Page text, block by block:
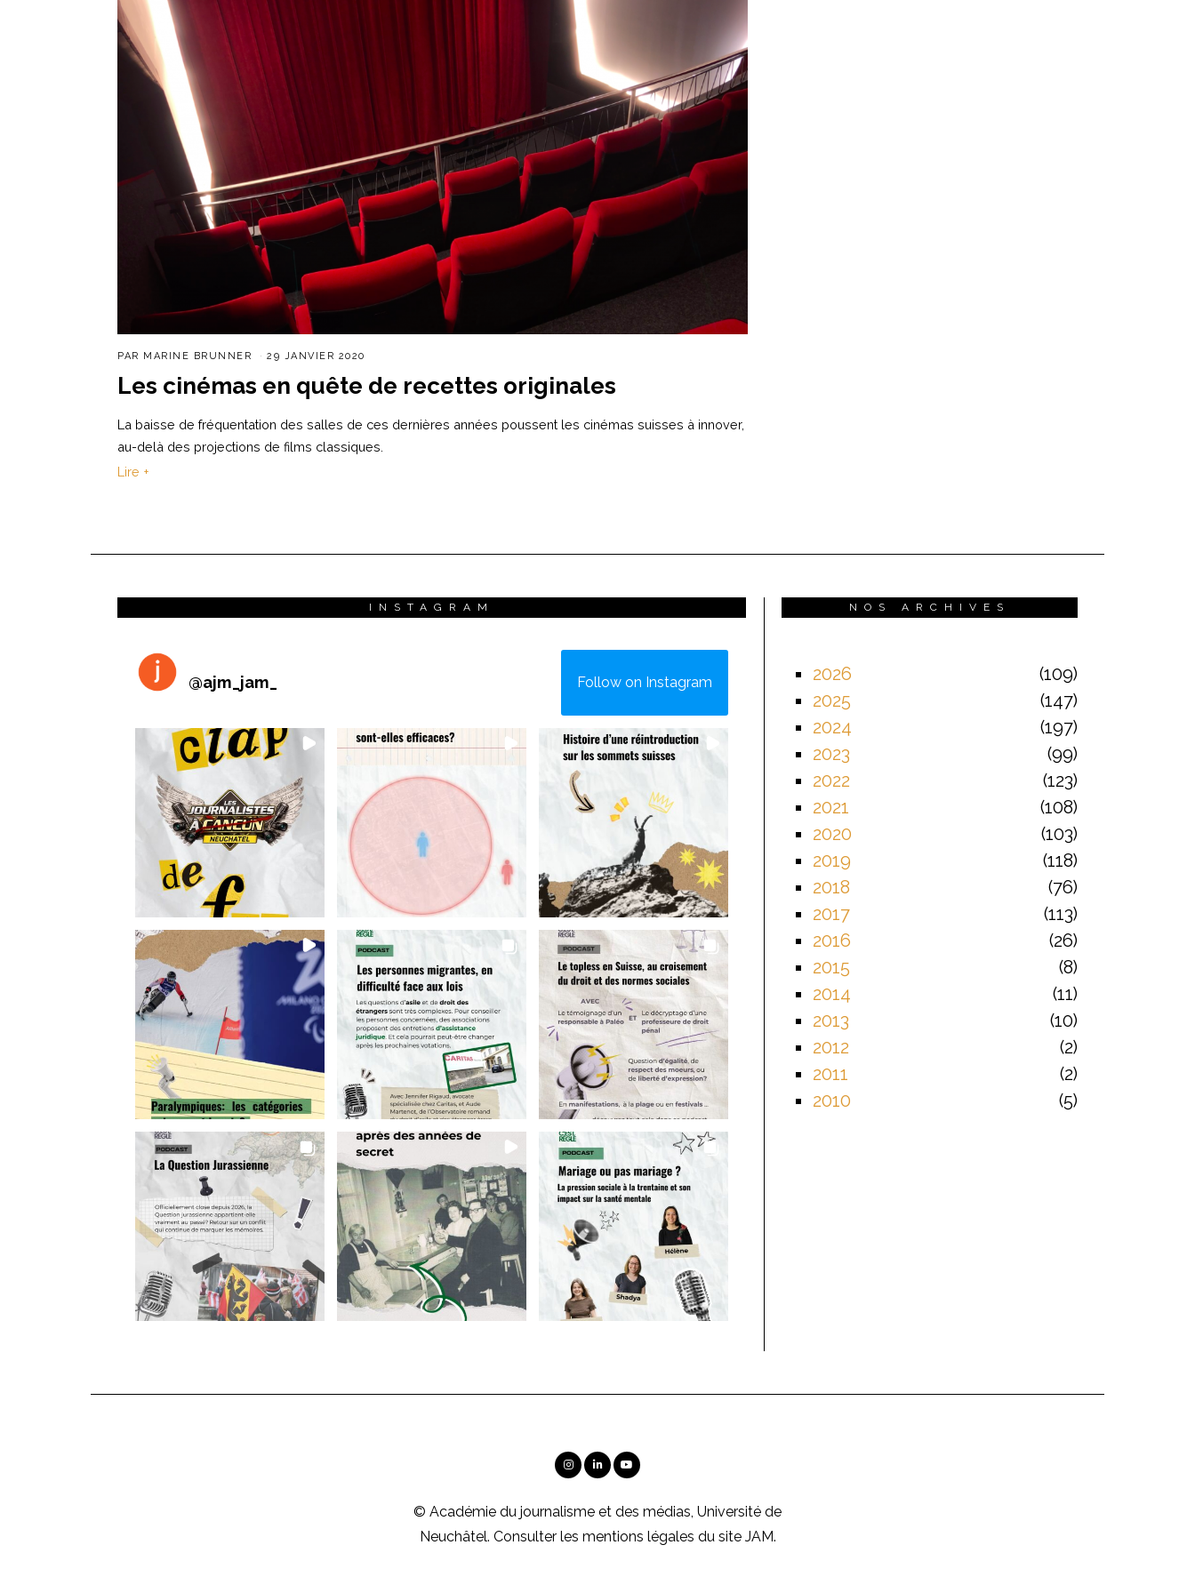
PAR MARINE BRUNNER 29 JANVIER 2020
Les cinémas en quête de recettes originales
La baisse de fréquentation des salles de ces dernières années poussent les cinémas suisses à innover,
au-delà des projections de films classiques.
Lire +
INSTAGRAM
@ajm_jam_ Follow on Instagram
NOS ARCHIVES
2026
109
2025
147
2024
197
2023
99
2022
123
2021
108
2020
103
2019
118
2018
76
2017
113
2016
26
2015
8
2014
11
2013
10
2012
2
2011
2
2010
5
© Académie du journalisme et des médias, Université de
Neuchâtel. Consulter les mentions légales du site JAM.